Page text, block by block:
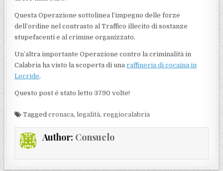
Questa Operazione sottolinea l’impegno delle forze
dell’ordine nel contrasto al Traffico illecito di sostanze
stupefacenti e al crimine organizzato.
Un’altra importante Operazione contro la criminalità in
Calabria ha visto la scoperta di unaraffineria di cocaina in
Locride.
Questo post é stato letto 3790 volte!
Taggedcronaca,legalità,reggiocalabria
Author: Consuelo